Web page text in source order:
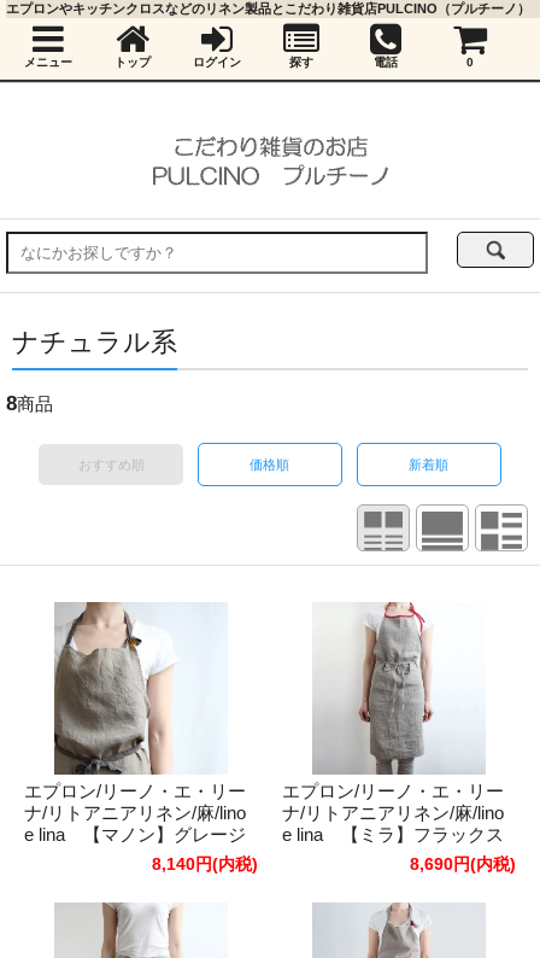
ナチュラル系
8商品
おすすめ順 価格順 新着順
エプロン/リーノ・エ・リー
ナ/リトアニアリネン/麻/lino
e lina 【マノン】グレージ
8,140円(内税)
エプロン/リーノ・エ・リー
ナ/リトアニアリネン/麻/lino
e lina 【ミラ】フラックス
8,690円(内税)
エプロンやキッチンクロスなどのリネン製品とこだわり雑貨店PULCINO（プルチーノ）
メニュー トップ ログイン 探す 電話 0